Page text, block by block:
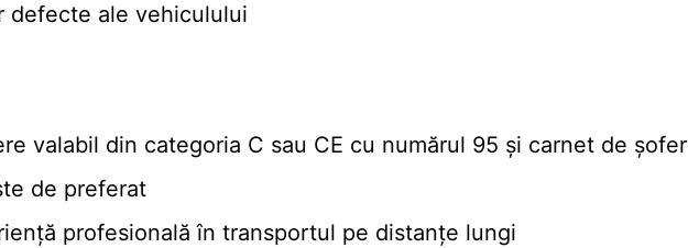
defecte ale vehiculului
valabil din categoria C sau CE cu numărul 95 și carnet de șofer
de preferat
profesională în transportul pe distanțe lungi